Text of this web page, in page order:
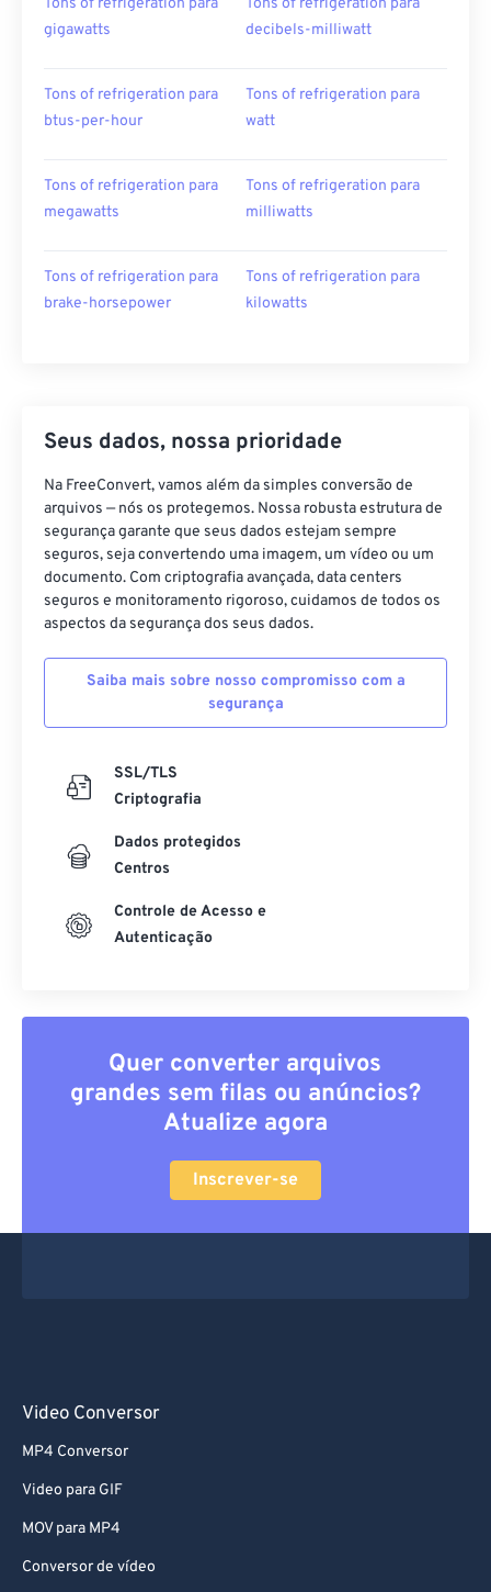
Tons of refrigeration para
gigawatts
Tons of refrigeration para
decibels-milliwatt
Tons of refrigeration para
btus-per-hour
Tons of refrigeration para
watt
Tons of refrigeration para
megawatts
Tons of refrigeration para
milliwatts
Tons of refrigeration para
brake-horsepower
Tons of refrigeration para
kilowatts
Seus dados, nossa prioridade
Na FreeConvert, vamos além da simples conversão de
arquivos — nós os protegemos. Nossa robusta estrutura de
segurança garante que seus dados estejam sempre
seguros, seja convertendo uma imagem, um vídeo ou um
documento. Com criptografia avançada, data centers
seguros e monitoramento rigoroso, cuidamos de todos os
aspectos da segurança dos seus dados.
Saiba mais sobre nosso compromisso com a
segurança
SSL/TLS
Criptografia
Dados protegidos
Centros
Controle de Acesso e
Autenticação
Quer converter arquivos
grandes sem filas ou anúncios?
Atualize agora
Inscrever-se
Video Conversor
MP4 Conversor
Video para GIF
MOV para MP4
Conversor de vídeo